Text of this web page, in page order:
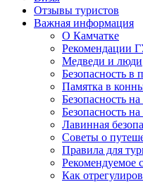
Отзывы туристов
Важная информация
О Камчатке
Медведи и люди
Безопасность в
Памятка в
Безопасность
Безопасность
Лавинная
Советы о
Правила для
Рекомендуемое
Как